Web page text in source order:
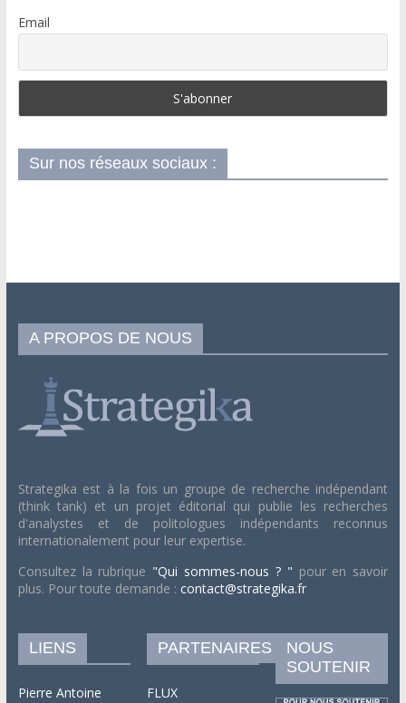
Email
Sur nos réseaux sociaux :
A PROPOS DE NOUS
Strategika est à la fois un groupe de recherche indépendant
(think tank) et un projet éditorial qui publie les recherches
d'analystes et de politologues indépendants reconnus
internationalement pour leur expertise.
Consultez la rubrique "Qui sommes-nous ? " pour en savoir
plus. Pour toute demande : contact@strategika.fr
LIENS
Pierre Antoine
PARTENAIRES
FLUX
NOUS
SOUTENIR